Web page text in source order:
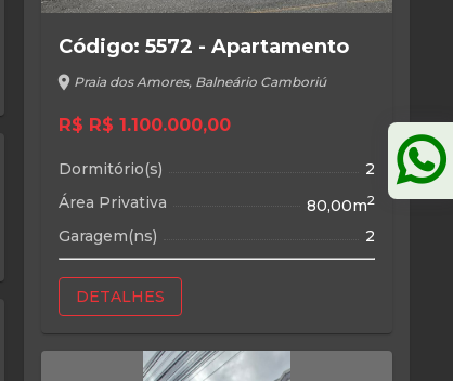
Código: 5572 - Apartamento
location_on Praia dos Amores, Balneário Camboriú
R$ R$ 1.100.000,00
Dormitório(s)
2
Área Privativa
80,00m2
Garagem(ns) 2
DETALHES